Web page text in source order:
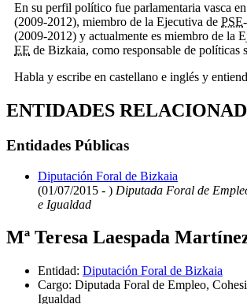
En su perfil político fue parlamentaria vasca
(2009-2012), miembro de la Ejecutiva de PSE-
(2009-2012) y actualmente es miembro de la
EE de Bizkaia, como responsable de políticas
Habla y escribe en castellano e inglés y
ENTIDADES
Entidades Públicas
Diputación Foral de Bizkaia
(01/07/2015 - ) Diputada Foral de
e Igualdad
Mª Teresa Laespada
Entidad: Diputación Foral de Bizkaia
Cargo: Diputada Foral de Empleo,
Igualdad